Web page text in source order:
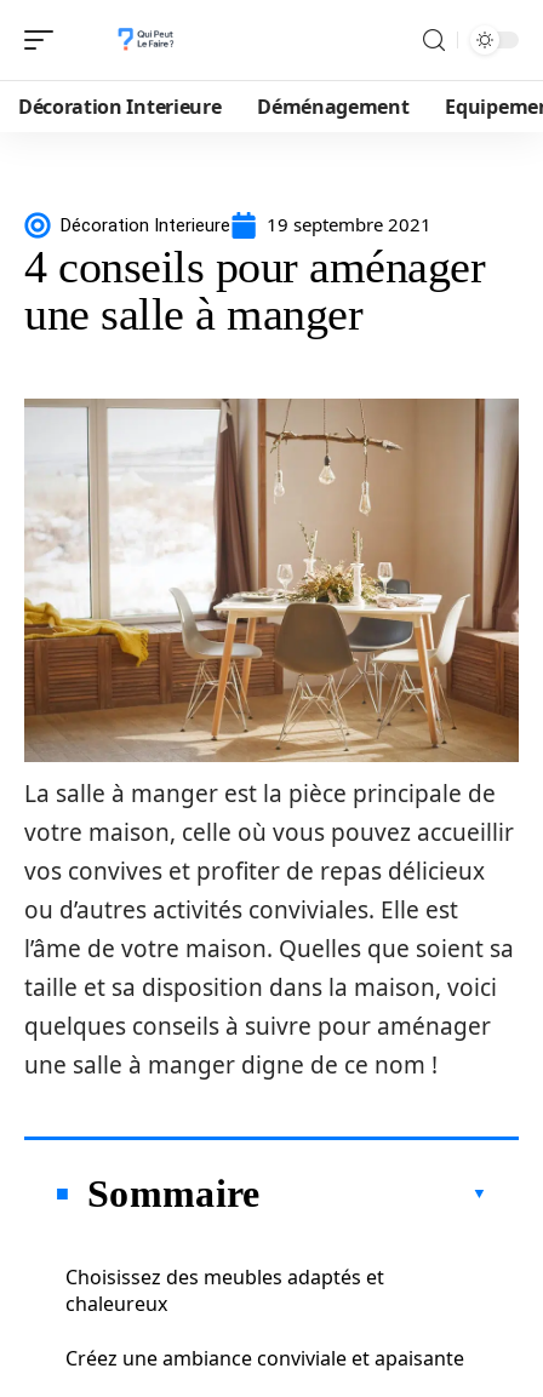
Décoration Interieure Déménagement
Décoration Interieure 19 septembre 2021
4 conseils pour aménager
une salle à manger
La salle à manger est la pièce principale de
votre maison, celle où vous pouvez accueillir
vos convives et profiter de repas délicieux
ou d’autres activités conviviales. Elle est
l’âme de votre maison. Quelles que soient sa
taille et sa disposition dans la maison, voici
quelques conseils à suivre pour aménager
une salle à manger digne de ce nom !
Sommaire
Choisissez des meubles adaptés et
chaleureux
Créez une ambiance conviviale et apaisante